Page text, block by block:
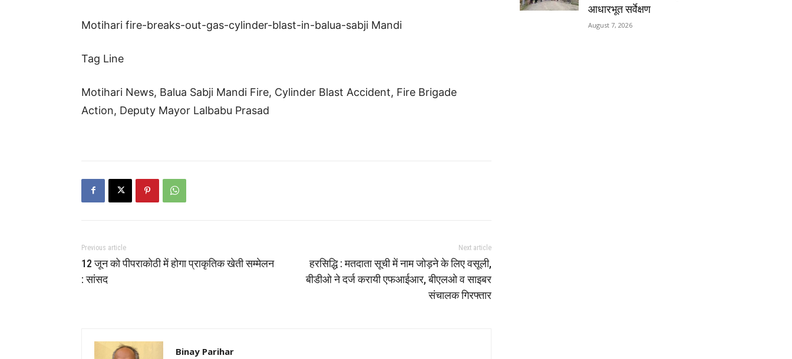
Motihari fire-breaks-out-gas-cylinder-blast-in-balua-sabji Mandi
Tag Line
Motihari News, Balua Sabji Mandi Fire, Cylinder Blast Accident, Fire Brigade
Action, Deputy Mayor Lalbabu Prasad
Previous article
12 जून को पीपराकोठी में होगा प्राकृतिक खेती सम्मेलन
: सांसद
Next article
हरसिद्धि : मतदाता सूची में नाम जोड़ने के लिए वसूली,
बीडीओ ने दर्ज करायी एफआईआर, बीएलओ व साइबर
संचालक गिरफ्तार
Binay Parihar
आधारभूत सर्वेक्षण
August 7, 2026